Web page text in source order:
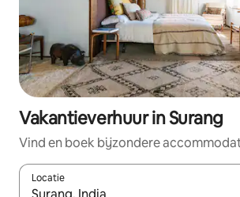
Vakantieverhuur in Surang
Vind en boek bijzondere
Locatie
Wanneer er suggesties beschikbaar